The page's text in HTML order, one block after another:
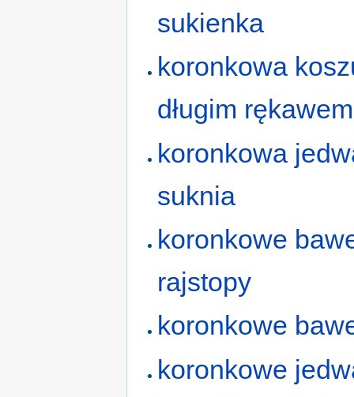
sukienka
koronkowa
długim rękawem
koronkowa
suknia
koronkowe
rajstopy
koronkowe
koronkowe